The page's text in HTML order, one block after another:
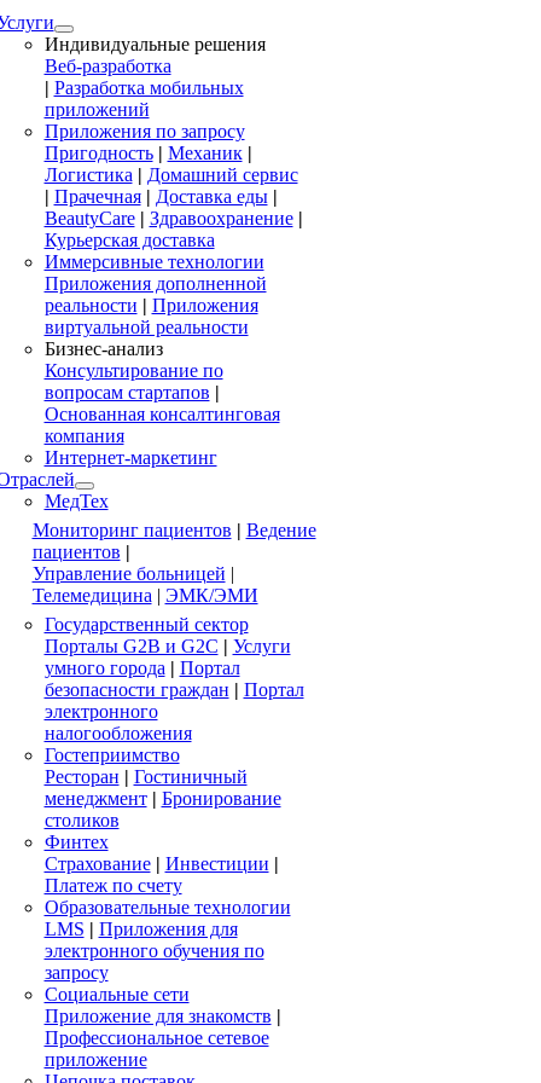
Индивидуальные решения
Веб-разработка
| Разработка мобильных
приложений
Приложения по запросу
Пригодность| Механик|
Логистика| Домашний сервис
| Прачечная | Доставка еды |
BeautyCare | Здравоохранение |
Курьерская доставка
Иммерсивные технологии
Приложения дополненной
реальности | Приложения
виртуальной реальности
Бизнес-анализ
Консультирование по
вопросам стартапов |
Основанная консалтинговая
компания
Интернет-маркетинг
МедТех
Мониторинг пациентов | Ведение
пациентов |
Управление больницей |
Телемедицина| ЭМК/ЭМИ
Государственный сектор
Порталы G2B и G2C | Услуги
умного города| Портал
безопасности граждан | Портал
электронного
налогообложения
Гостеприимство
Ресторан | Гостиничный
менеджмент| Бронирование
столиков
Финтех
Страхование| Инвестиции |
Платеж по счету
Образовательные технологии
LMS | Приложения для
электронного обучения по
запросу
Социальные сети
Приложение для знакомств |
Профессиональное сетевое
приложение